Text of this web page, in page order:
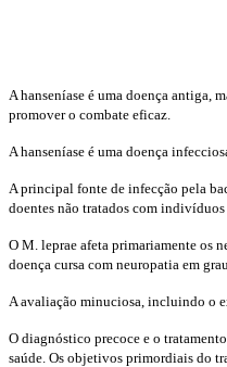
A hanseníase é uma doença antiga,
promover o combate eficaz.
A hanseníase é uma doença
A principal fonte de infecção pela
doentes não tratados com indivíduos
O M. leprae afeta primariamente os
doença cursa com neuropatia em
A avaliação minuciosa, incluindo o
O diagnóstico precoce e o
saúde. Os objetivos primordiais do